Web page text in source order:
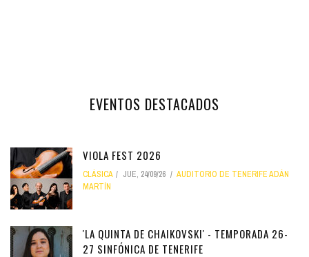
EVENTOS DESTACADOS
VIOLA FEST 2026
CLÁSICA JUE, 24/09/26
AUDITORIO DE TENERIFE ADÁN
MARTÍN
'LA QUINTA DE CHAIKOVSKI' - TEMPORADA 26-
27 SINFÓNICA DE TENERIFE